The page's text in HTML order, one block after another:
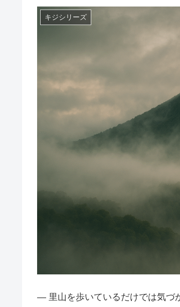
キジシリーズ
― 里山を歩いているだけでは気づ